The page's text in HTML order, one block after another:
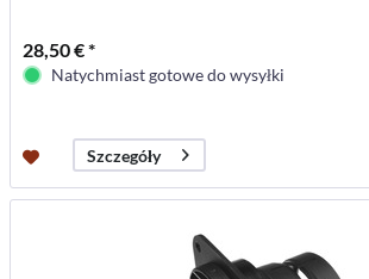
28,50 € *
Natychmiast gotowe do wysyłki
Szczegóły